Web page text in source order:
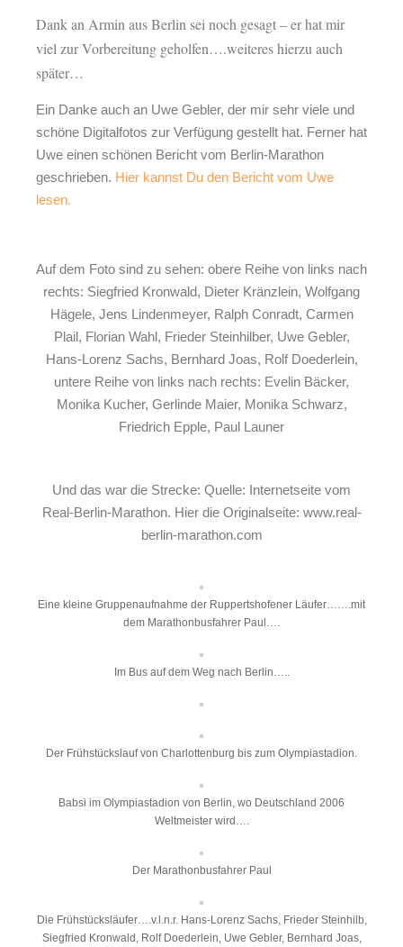
Dank an Armin aus Berlin sei noch gesagt – er hat mir
viel zur Vorbereitung geholfen….weiteres hierzu auch
später…
Ein Danke auch an Uwe Gebler, der mir sehr viele und
schöne Digitalfotos zur Verfügung gestellt hat. Ferner hat
Uwe einen schönen Bericht vom Berlin-Marathon
geschrieben. Hier kannst Du den Bericht vom Uwe
lesen.
Auf dem Foto sind zu sehen: obere Reihe von links nach
rechts: Siegfried Kronwald, Dieter Kränzlein, Wolfgang
Hägele, Jens Lindenmeyer, Ralph Conradt, Carmen
Plail, Florian Wahl, Frieder Steinhilber, Uwe Gebler,
Hans-Lorenz Sachs, Bernhard Joas, Rolf Doederlein,
untere Reihe von links nach rechts: Evelin Bäcker,
Monika Kucher, Gerlinde Maier, Monika Schwarz,
Friedrich Epple, Paul Launer
Und das war die Strecke: Quelle: Internetseite vom
Real-Berlin-Marathon. Hier die Originalseite: www.real-
berlin-marathon.com
Eine kleine Gruppenaufnahme der Ruppertshofener Läufer…….mit
dem Marathonbusfahrer Paul….
Im Bus auf dem Weg nach Berlin…..
Der Frühstückslauf von Charlottenburg bis zum Olympiastadion.
Babsi im Olympiastadion von Berlin, wo Deutschland 2006
Weltmeister wird….
Der Marathonbusfahrer Paul
Die Frühstücksläufer….v.l.n.r. Hans-Lorenz Sachs, Frieder Steinhilb,
Siegfried Kronwald, Rolf Doederlein, Uwe Gebler, Bernhard Joas,